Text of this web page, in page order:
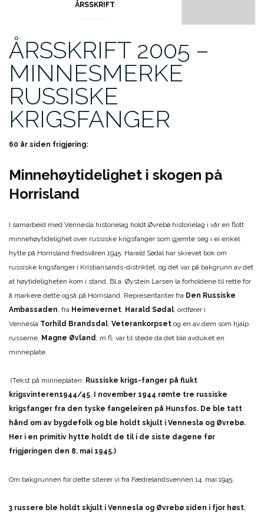
ÅRSSKRIFT
ÅRSSKRIFT 2005 –
MINNESMERKE
RUSSISKE
KRIGSFANGER
60 år siden frigjøring:
Minnehøytidelighet i skogen på
Horrisland
I samarbeid med Vennesla historielag holdt Øvrebø historielag i vår en flott
minnehøytidelighet over russiske krigsfanger som gjemte seg i ei enkel
hytte på Horrisland fredsvåren 1945. Harald Sødal har skrevet bok om
russiske krigsfanger i Kristiansands-distriktet, og det var på bakgrunn av det
at høytideligheten kom i stand. Bl.a. Øystein Larsen la forholdene til rette for
å markere dette også på Horrisland. Representanter fra Den Russiske
Ambassaden, fra Heimevernet, Harald Sødal, ordfører i
Vennesla Torhild Brandsdal, Veterankorpset og en av dem som hjalp
russerne, Magne Øvland, m.fl. var til stede da det ble avduket en
minneplate.
(Tekst på minneplaten: Russiske krigs-fanger på flukt
krigsvinteren1944/45.
I november 1944 rømte tre russiske
krigsfanger fra den tyske fangeleiren på Hunsfos. De ble tatt
hånd om av bygdefolk og ble holdt skjult i Vennesla og Øvrebø.
Her i en primitiv hytte holdt de til i de siste dagene før
frigjøringen den 8. mai 1945.)
Om bakgrunnen for dette siterer vi fra Fædrelandsvennen 14. mai 1945:
3 russere ble holdt skjult i Vennesla og Øvrebø siden i fjor høst.